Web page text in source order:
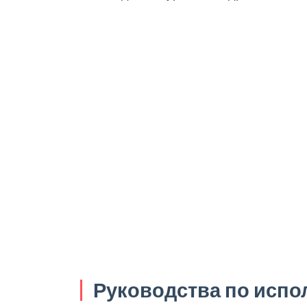
Руководства по